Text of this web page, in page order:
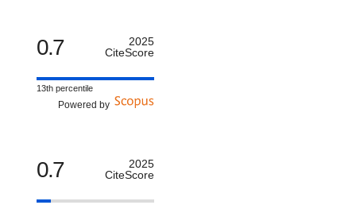
0.7
2025
CiteScore
13th percentile
Powered by
0.7
2025
CiteScore